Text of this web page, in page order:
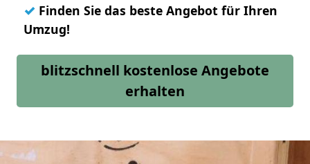
✓ Finden Sie das beste Angebot für Ihren
Umzug!
blitzschnell kostenlose Angebote
erhalten